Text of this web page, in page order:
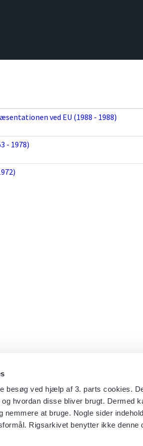
besøg ved hjælp af 3. parts cookies.
hvordan disse bliver brugt. Dermed
nemmere at bruge. Nogle sider
Rigsarkivet benytter ikke denne
ved EU (1988 - 1988)
- 1978)